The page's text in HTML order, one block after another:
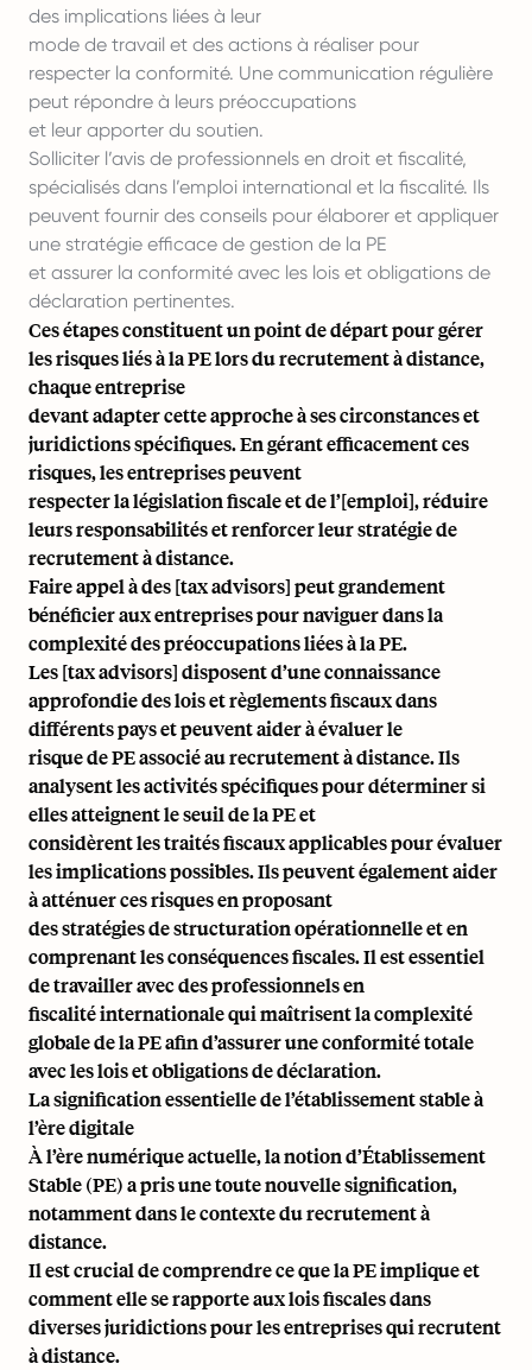
des implications liées à leur
mode de travail et des actions à réaliser pour
respecter la conformité. Une communication régulière
peut répondre à leurs préoccupations
et leur apporter du soutien.
Solliciter l’avis de professionnels en droit et fiscalité,
spécialisés dans l’emploi international et la fiscalité. Ils
peuvent fournir des conseils pour élaborer et appliquer
une stratégie efficace de gestion de la PE
et assurer la conformité avec les lois et obligations de
déclaration pertinentes.
Ces étapes constituent un point de départ pour gérer
les risques liés à la PE lors du recrutement à distance,
chaque entreprise
devant adapter cette approche à ses circonstances et
juridictions spécifiques. En gérant efficacement ces
risques, les entreprises peuvent
respecter la législation fiscale et de l’[emploi], réduire
leurs responsabilités et renforcer leur stratégie de
recrutement à distance.
Faire appel à des [tax advisors] peut grandement
bénéficier aux entreprises pour naviguer dans la
complexité des préoccupations liées à la PE.
Les [tax advisors] disposent d’une connaissance
approfondie des lois et règlements fiscaux dans
différents pays et peuvent aider à évaluer le
risque de PE associé au recrutement à distance. Ils
analysent les activités spécifiques pour déterminer si
elles atteignent le seuil de la PE et
considèrent les traités fiscaux applicables pour évaluer
les implications possibles. Ils peuvent également aider
à atténuer ces risques en proposant
des stratégies de structuration opérationnelle et en
comprenant les conséquences fiscales. Il est essentiel
de travailler avec des professionnels en
fiscalité internationale qui maîtrisent la complexité
globale de la PE afin d’assurer une conformité totale
avec les lois et obligations de déclaration.
La signification essentielle de l’établissement stable à
l’ère digitale
À l’ère numérique actuelle, la notion d’Établissement
Stable (PE) a pris une toute nouvelle signification,
notamment dans le contexte du recrutement à
distance.
Il est crucial de comprendre ce que la PE implique et
comment elle se rapporte aux lois fiscales dans
diverses juridictions pour les entreprises qui recrutent
à distance.